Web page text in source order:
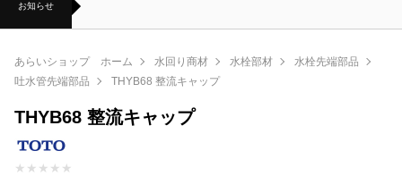
お知らせ
あらいショップ ホーム 水回り商材 水栓部材
水栓先端部品
吐水管先端部品
THYB68 整流キャップ
THYB68 整流キャップ
★ ★ ★ ★ ★